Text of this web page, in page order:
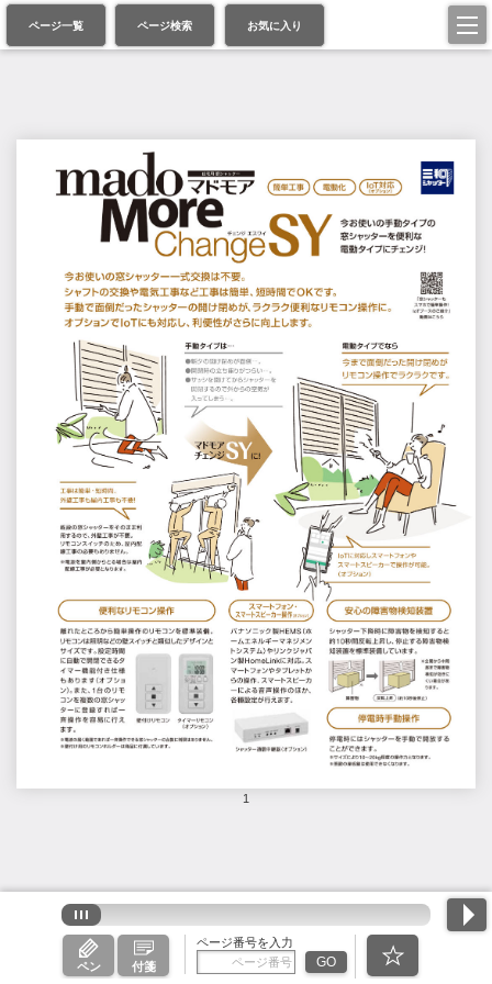
ページ一覧 ページ検索 お気に入り
1
ペン 付箋
ページ番号を入力
GO